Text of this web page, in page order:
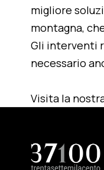
migliore
montagna,
Gli interventi
necessario
Visita la